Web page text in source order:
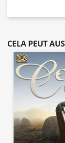
CELA PEUT